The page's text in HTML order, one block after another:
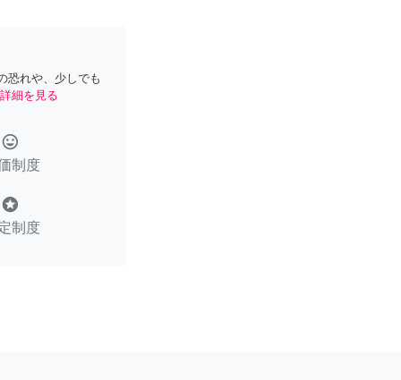
恐れや、少しでも
詳細を見る
tag_faces
制度
stars
制度